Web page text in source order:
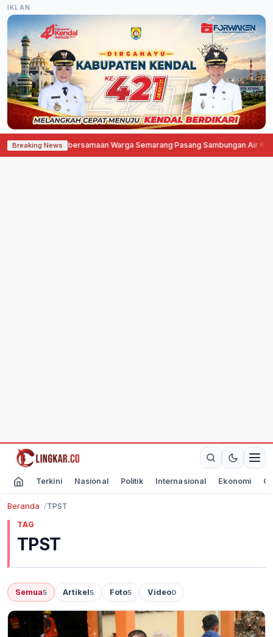
IKLAN
Breaking News
Simbol Kebersamaan Warga Semarang·Pasang Sambungan Air Kini
Terkini Nasional Politik Internasional Ekonomi
Beranda TPST
TAG
TPST
Semua5 Artikel5 Foto5 Video0